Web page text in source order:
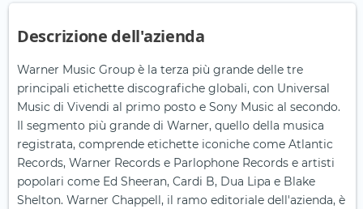
Descrizione dell'azienda
Warner Music Group è la terza più grande delle tre
principali etichette discografiche globali, con Universal
Music di Vivendi al primo posto e Sony Music al secondo.
Il segmento più grande di Warner, quello della musica
registrata, comprende etichette iconiche come Atlantic
Records, Warner Records e Parlophone Records e artisti
popolari come Ed Sheeran, Cardi B, Dua Lipa e Blake
Shelton. Warner Chappell, il ramo editoriale dell'azienda, è